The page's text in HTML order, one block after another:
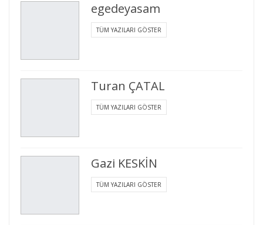
egedeyasam
TÜM YAZILARI GÖSTER
Turan ÇATAL
TÜM YAZILARI GÖSTER
Gazi KESKİN
TÜM YAZILARI GÖSTER